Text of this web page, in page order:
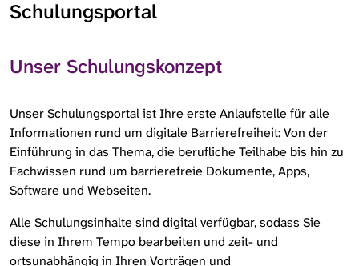
Schulungsportal
Unser Schulungskonzept
Unser Schulungsportal ist Ihre erste Anlaufstelle für alle
Informationen rund um digitale Barrierefreiheit: Von der
Einführung in das Thema, die berufliche Teilhabe bis hin zu
Fachwissen rund um barrierefreie Dokumente, Apps,
Software und Webseiten.
Alle Schulungsinhalte sind digital verfügbar, sodass Sie
diese in Ihrem Tempo bearbeiten und zeit- und
ortsunabhängig in Ihren Vorträgen und